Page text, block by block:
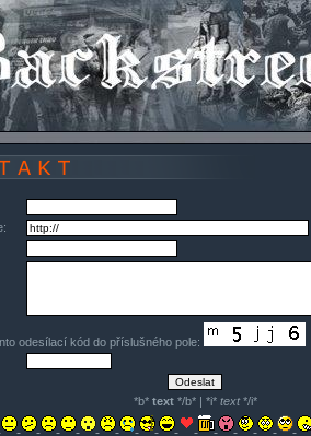
odesílací kód do příslušného pole:
*b* text*/b* | *i* text*/i*